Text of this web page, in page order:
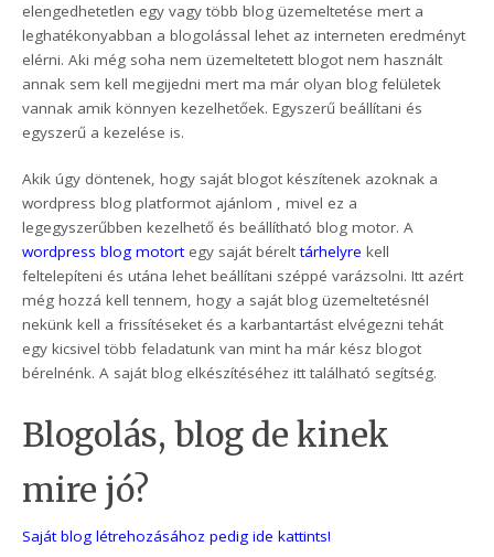
elengedhetetlen egy vagy több blog üzemeltetése mert a
leghatékonyabban a blogolással lehet az interneten eredményt
elérni. Aki még soha nem üzemeltetett blogot nem használt
annak sem kell megijedni mert ma már olyan blog felületek
vannak amik könnyen kezelhetőek. Egyszerű beállítani és
egyszerű a kezelése is.
Akik úgy döntenek, hogy saját blogot készítenek azoknak a
wordpress blog platformot ajánlom , mivel ez a
legegyszerűbben kezelhető és beállítható blog motor. A
wordpress blog motortegy saját bérelttárhelyre kell
feltelepíteni és utána lehet beállítani széppé varázsolni. Itt azért
még hozzá kell tennem, hogy a saját blog üzemeltetésnél
nekünk kell a frissítéseket és a karbantartást elvégezni tehát
egy kicsivel több feladatunk van mint ha már kész blogot
bérelnénk. A saját blog elkészítéséhez itt található segítség.
Blogolás, blog de kinek
mire jó?
Saját blog létrehozásához pedig ide kattints!